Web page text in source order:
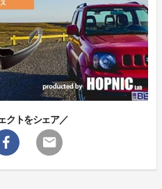
クトをシェア／